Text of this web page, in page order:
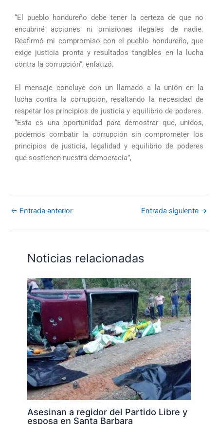
“El pueblo hondureño debe tener la certeza de que no
encubriré acciones ni omisiones ilegales de nadie.
Reafirmó mi compromiso con el pueblo hondureño, que
exige justicia pronta y resultados tangibles en la lucha
contra la corrupción”, enfatizó.
El mensaje concluye con un llamado a la unión en la
lucha contra la corrupción, resaltando la necesidad de
respetar los principios de justicia y equilibrio de poderes.
“Esta es una oportunidad para demostrar que, unidos,
podemos combatir la corrupción sin comprometer los
principios de justicia, legalidad y equilibrio de poderes
que sostienen nuestra democracia”,
← Entrada anterior Entrada siguiente →
Noticias relacionadas
Asesinan a regidor del Partido Libre y
esposa en Santa Barbara